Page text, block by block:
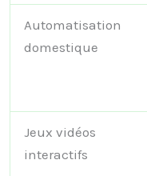
Automatisation
domestique
Jeux vidéos
interactifs